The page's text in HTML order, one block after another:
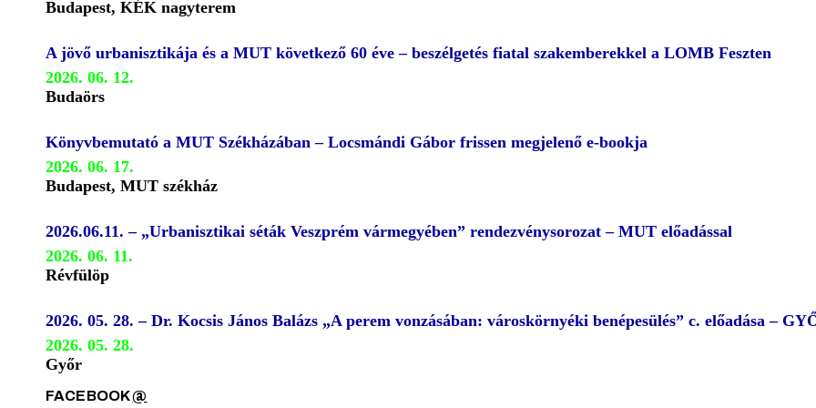
Budapest, KÉK nagyterem
A jövő urbanisztikája és a MUT következő 60 éve – beszélgetés fiatal szakemberekkel a LOMB Feszten
2026. 06. 12.
Budaörs
Könyvbemutató a MUT Székházában – Locsmándi Gábor frissen megjelenő e-bookja
2026. 06. 17.
Budapest, MUT székház
2026.06.11. – „Urbanisztikai séták Veszprém vármegyében” rendezvénysorozat – MUT előadással
2026. 06. 11.
Révfülöp
2026. 05. 28. – Dr. Kocsis János Balázs „A perem vonzásában: városkörnyéki benépesülés” c. előadása –
2026. 05. 28.
Győr
FACEBOOK@